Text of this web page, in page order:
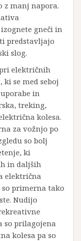
z manj napora.
gneči in
predstavljajo
slog.
električnih
se med seboj
in
treking,
kolesa.
za vožnjo po
so bolj
ki
in daljših
električna
so primerna tako
Nudijo
so prilagojena
kolesa pa so